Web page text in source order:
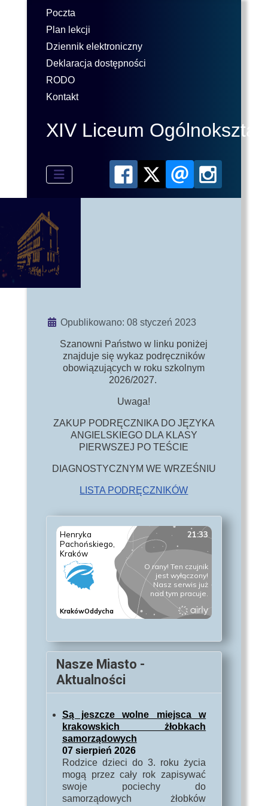
Poczta
Plan lekcji
Dziennik elektroniczny
Deklaracja dostępności
RODO
Kontakt
XIV Liceum
Szczegóły
Opublikowano: 08 styczeń 2023
Szanowni Państwo w linku poniżej
znajduje się wykaz podręczników
obowiązujących w roku szkolnym
2026/2027.
Uwaga!
ZAKUP PODRĘCZNIKA DO JĘZYKA
ANGIELSKIEGO DLA KLASY
PIERWSZEJ PO TEŚCIE
DIAGNOSTYCZNYM WE WRZEŚNIU
LISTA PODRĘCZNIKÓW
Nasze Miasto -
Aktualności
Są jeszcze wolne miejsca w
krakowskich żłobkach
samorządowych
07 sierpień 2026
Rodzice dzieci do 3. roku życia
mogą przez cały rok zapisywać
swoje pociechy do
samorządowych żłobków